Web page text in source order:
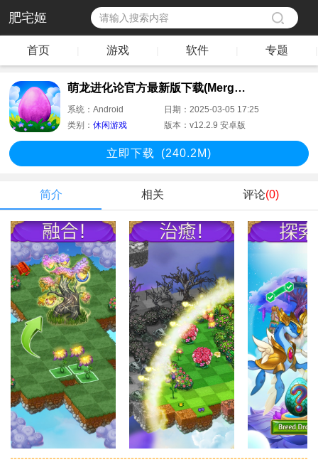
肥宅姬
首页 游戏 软件 专题
萌龙进化论官方最新版下载(Merge Dragons!)
系统：Android 日期：2025-03-05 17:25
类别：休闲游戏 版本：v12.2.9 安卓版
立即下载 (240.2M)
简介 相关 评论(0)